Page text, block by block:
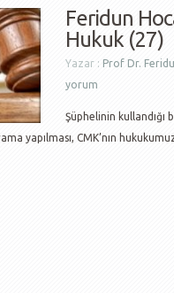
Feridun
Hukuk (27)
Yazar : Prof Dr.
yorum
Şüphelinin
yapılması, CMK’nın